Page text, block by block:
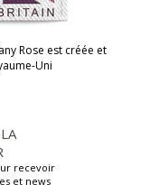
Rose est créée et
Uni
recevoir
et news